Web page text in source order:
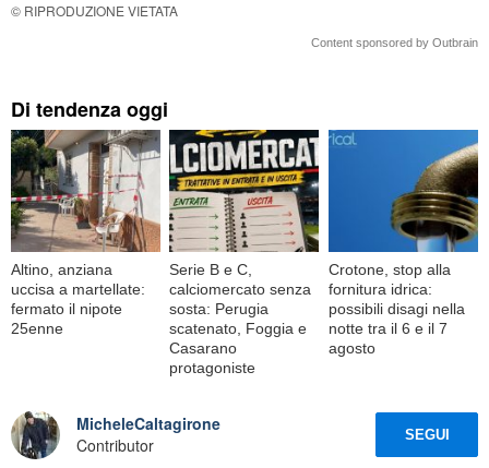
© RIPRODUZIONE VIETATA
Content sponsored by Outbrain
Di tendenza oggi
Altino, anziana
uccisa a martellate:
fermato il nipote
25enne
Serie B e C,
calciomercato senza
sosta: Perugia
scatenato, Foggia e
Casarano
protagoniste
Crotone, stop alla
fornitura idrica:
possibili disagi nella
notte tra il 6 e il 7
agosto
MicheleCaltagirone
Contributor
SEGUI